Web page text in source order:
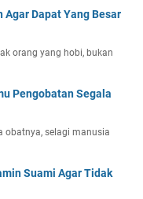
Dapat Yang Besar
orang yang hobi, bukan
Pengobatan Segala
obatnya, selagi manusia
Suami Agar Tidak